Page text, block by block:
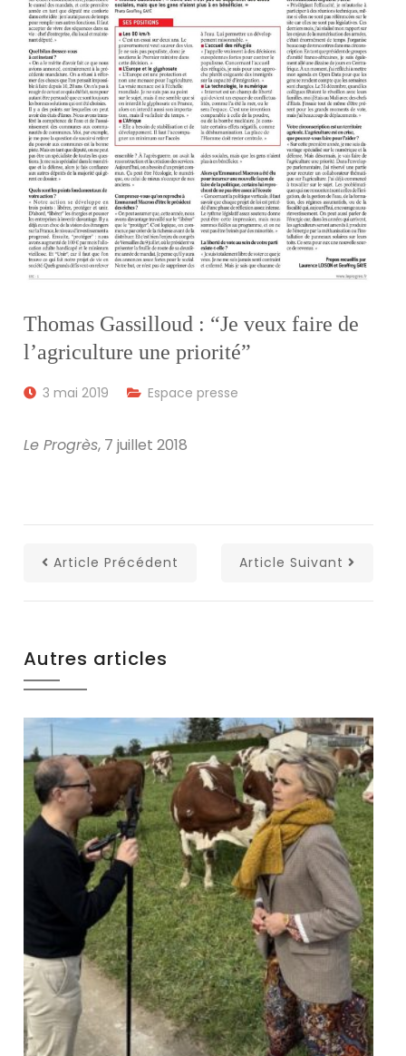
Thomas Gassilloud : “Je veux faire de
l’agriculture une priorité”
3 mai 2019 Espace presse
Le Progrès, 7 juillet 2018
Article Précédent Article Suivant
Autres articles